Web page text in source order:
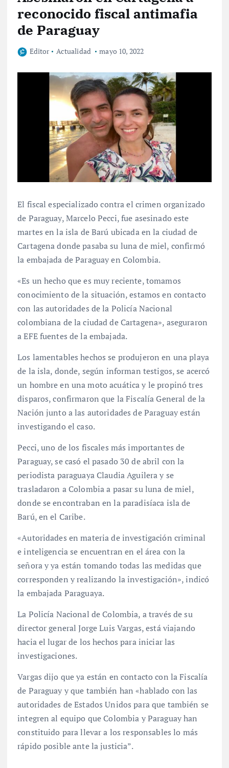
reconocido fiscal antimafia
de Paraguay
Editor Actualidad mayo 10, 2022
El fiscal especializado contra el crimen organizado
de Paraguay, Marcelo Pecci, fue asesinado este
martes en la isla de Barú ubicada en la ciudad de
Cartagena donde pasaba su luna de miel, confirmó
la embajada de Paraguay en Colombia.
«Es un hecho que es muy reciente, tomamos
conocimiento de la situación, estamos en contacto
con las autoridades de la Policía Nacional
colombiana de la ciudad de Cartagena», aseguraron
a EFE fuentes de la embajada.
Los lamentables hechos se produjeron en una playa
de la isla, donde, según informan testigos, se acercó
un hombre en una moto acuática y le propinó tres
disparos, confirmaron que la Fiscalía General de la
Nación junto a las autoridades de Paraguay están
investigando el caso.
Pecci, uno de los fiscales más importantes de
Paraguay, se casó el pasado 30 de abril con la
periodista paraguaya Claudia Aguilera y se
trasladaron a Colombia a pasar su luna de miel,
donde se encontraban en la paradisíaca isla de
Barú, en el Caribe.
«Autoridades en materia de investigación criminal
e inteligencia se encuentran en el área con la
señora y ya están tomando todas las medidas que
corresponden y realizando la investigación», indicó
la embajada Paraguaya.
La Policía Nacional de Colombia, a través de su
director general Jorge Luis Vargas, está viajando
hacia el lugar de los hechos para iniciar las
investigaciones.
Vargas dijo que ya están en contacto con la Fiscalía
de Paraguay y que también han «hablado con las
autoridades de Estados Unidos para que también se
integren al equipo que Colombia y Paraguay han
constituido para llevar a los responsables lo más
rápido posible ante la justicia”.